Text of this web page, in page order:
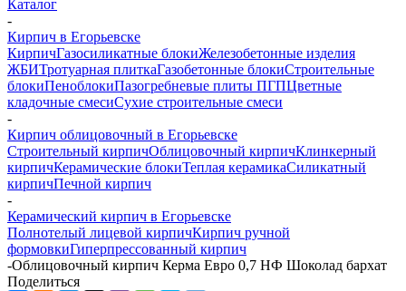
Каталог
-
Кирпич в Егорьевске
КирпичГазосиликатные блокиЖелезобетонные изделия
ЖБИТротуарная плиткаГазобетонные блокиСтроительные
блокиПеноблокиПазогребневые плиты ПГПЦветные
кладочные смесиСухие строительные смеси
-
Кирпич облицовочный в Егорьевске
Строительный кирпичОблицовочный кирпичКлинкерный
кирпичКерамические блокиТеплая керамикаСиликатный
кирпичПечной кирпич
-
Керамический кирпич в Егорьевске
Полнотелый лицевой кирпичКирпич ручной
формовкиГиперпрессованный кирпич
-Облицовочный кирпич Керма Евро 0,7 НФ Шоколад бархат
Поделиться